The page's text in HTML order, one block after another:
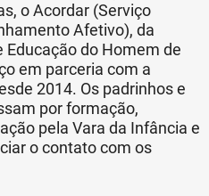
o Acordar (Serviço
Afetivo), da
Educação do Homem de
em parceria com a
2014. Os padrinhos e
por formação,
pela Vara da Infância e
o contato com os